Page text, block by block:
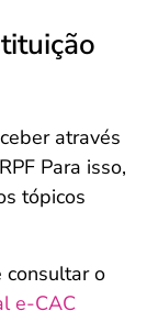
através
Para isso,
tópicos
consultar o
e-CAC